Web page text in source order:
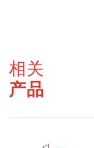
相关
产品